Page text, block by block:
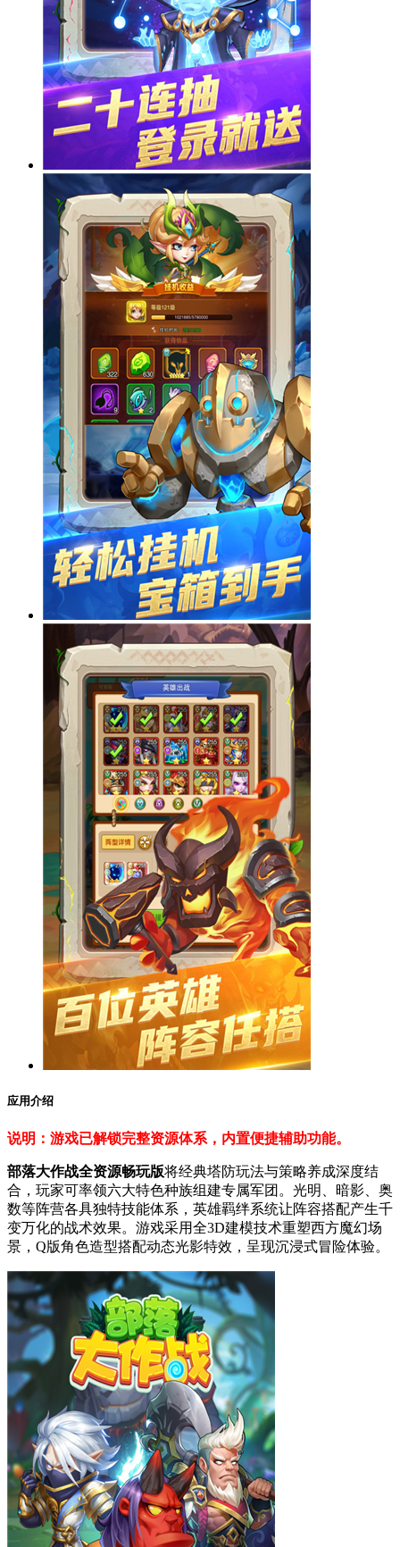
应用介绍
说明：游戏已解锁完整资源体系，内置便捷辅助功能。
部落大作战全资源畅玩版将经典塔防玩法与策略养成深度结
合，玩家可率领六大特色种族组建专属军团。光明、暗影、奥
数等阵营各具独特技能体系，英雄羁绊系统让阵容搭配产生千
变万化的战术效果。游戏采用全3D建模技术重塑西方魔幻场
景，Q版角色造型搭配动态光影特效，呈现沉浸式冒险体验。